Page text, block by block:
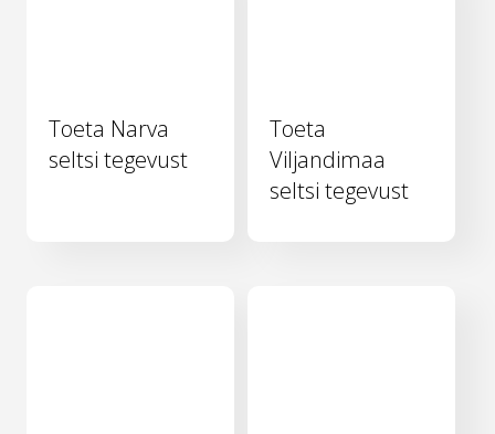
Toeta Narva
seltsi tegevust
Toeta
Viljandimaa
seltsi tegevust